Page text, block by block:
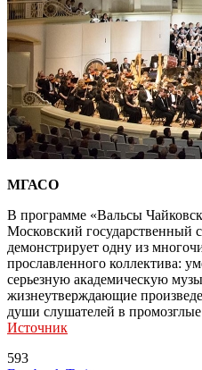
МГАСО
В программе «Вальсы
Московский государственный
демонстрирует одну из
прославленного коллектива:
серьезную академическую
жизнеутверждающие
души слушателей в промозглые
Источник
593